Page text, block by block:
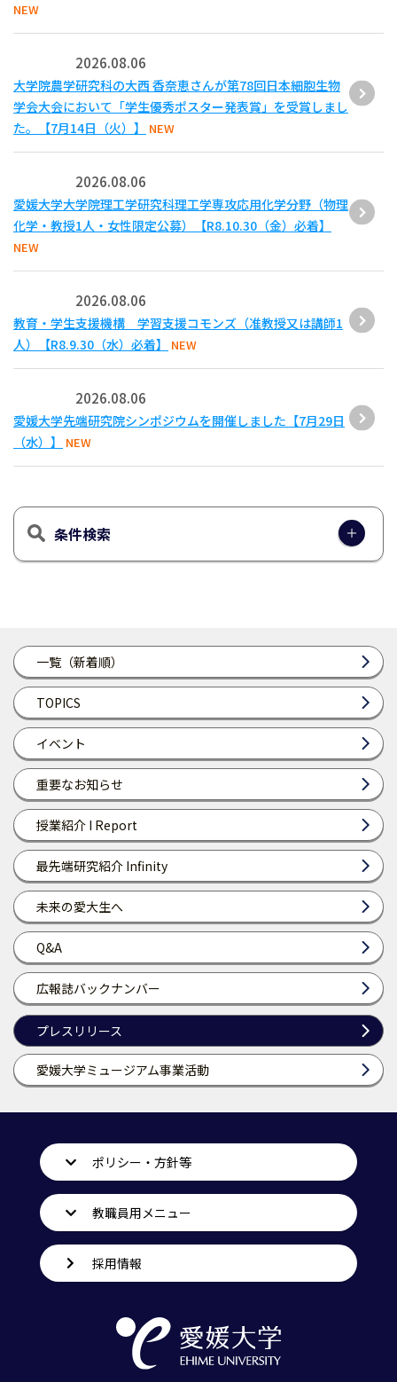
一覧（新着順）
TOPICS
イベント
重要なお知らせ
授業紹介 I Report
最先端研究紹介 Infinity
未来の愛大生へ
Q&A
広報誌バックナンバー
プレスリリース
愛媛大学ミュージアム事業活動
NEW
2026.08.06
大学院農学研究科の大西 香奈恵さんが第78回日本細胞生物
学会大会において「学生優秀ポスター発表賞」を受賞しまし
た。【7月14日（火）】
NEW
2026.08.06
愛媛大学大学院理工学研究科理工学専攻応用化学分野（物理
化学・教授1人・女性限定公募）【R8.10.30（金）必着】
NEW
2026.08.06
教育・学生支援機構 学習支援コモンズ（准教授又は講師1
人）【R8.9.30（水）必着】
NEW
2026.08.06
愛媛大学先端研究院シンポジウムを開催しました【7月29日
（水）】
NEW
条件検索
ポリシー・方針等
教職員用メニュー
採用情報